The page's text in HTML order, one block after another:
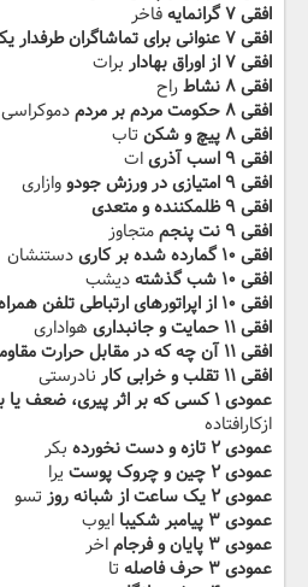
افقی ۷ گرانمایه
فاخر
افقی ۷ عنوانی برای تماشاگران طرفدار یک تیم‬‫ فوتبال
افقی ۷ از اوراق بهادار
برات
افقی ۸ نشاط
راح
افقی ۸ حکومت مردم بر مردم
دموکراسی
افقی ۸ ‬‫پیچ و شکن
تاب
افقی ۹ اسب آذری
ات
افقی ۹ امتیازی در ورزش جودو
وازاری
افقی ۹ ظلم‬‫کننده و متعدی
افقی ۹ نت پنجم
متجاوز
افقی ۱۰ گمارده شده بر کاری
دستنشان
افقی ۱۰ شب‬‫ گذشته
دیشب
افقی ۱۰ از اپراتورهای ارتباطی تلفن همراه
افقی ۱۱ حمایت و‬‫ جانبداری
هواداری
افقی ۱۱ آن چه که در مقابل حرارت مقاومت کند
افقی ۱۱ تقلب ‬‫و خرابی کار
نادرستی
عمودی ۱ کسی که بر اثر پیری، ضعف یا بیماری نتواند‬‫ کار کند
ازکارافتاده
عمودی ۲ تازه و دست نخورده
بکر
عمودی ۲ چین و چروک پوست
یرا
عمودی ۲ یک‬‫ ساعت از شبانه روز
تسو
عمودی ۳ پیامبر شکیبا
ایوب
عمودی ۳ پایان و فرجام
اخر
عمودی ۳ حرف‬‫ فاصله
تا